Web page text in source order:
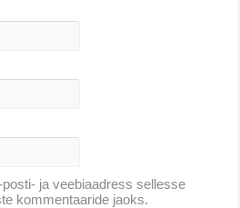
ja veebiaadress sellesse
kommentaaride jaoks.